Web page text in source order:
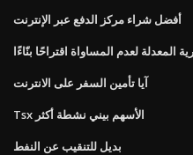
أفضل شراء مركز الدفع عبر الإنترنت
المعدلة لعدم المساواة اقتراحًا بنّاءًا
آيا تأمين السفر على الانترنت
Tsx الأسهم بيني نشطة أكثر
بديل للتنقيب عن النفط